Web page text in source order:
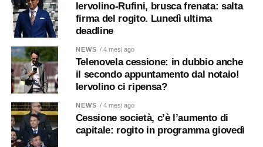
Iervolino-Rufini, brusca frenata: salta
firma del rogito. Lunedì ultima
deadline
NEWS / 4 mesi ago
Telenovela cessione: in dubbio anche
il secondo appuntamento dal notaio!
Iervolino ci ripensa?
NEWS / 4 mesi ago
Cessione società, c’è l’aumento di
capitale: rogito in programma giovedì